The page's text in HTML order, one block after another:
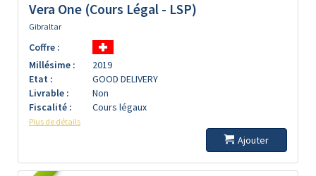
Vera One (Cours Légal - LSP)
Gibraltar
Coffre :
Millésime :
2019
Etat :
GOOD DELIVERY
Livrable :
Non
Fiscalité :
Cours légaux
Plus de détails
Ajouter